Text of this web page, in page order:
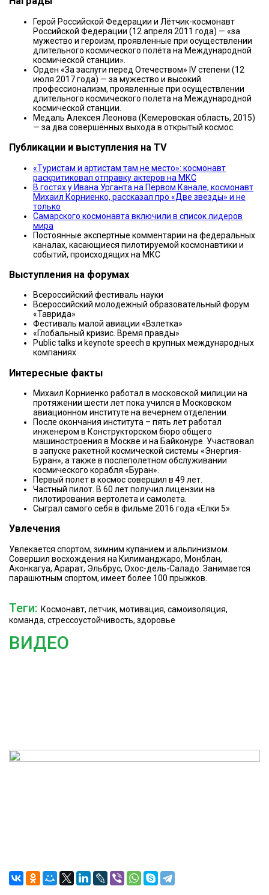
Герой Российской Федерации и Лётчик-космонавт
Российской Федерации (12 апреля 2011 года) — «за
мужество и героизм, проявленные при осуществлении
длительного космического полёта на Международной
космической станции».
Орден «За заслуги перед Отечеством» IV степени (12
июля 2017 года) — за мужество и высокий
профессионализм, проявленные при осуществлении
длительного космического полета на Международной
космической станции.
Медаль Алексея Леонова (Кемеровская область, 2015)
— за два совершённых выхода в открытый космос.
Публикации и выступления на TV
«Туристам и артистам там не место»: космонавт
раскритиковал отправку актеров на МКС
В гостях у Ивана Урганта на Первом Канале, космонавт
Михаил Корниенко, рассказал про «Две звезды» и не
только
Самарского космонавта включили в список лидеров
мира
Постоянные экспертные комментарии на федеральных
каналах, касающиеся пилотируемой космонавтики и
событий, происходящих на МКС
Выступления на форумах
Всероссийский фестиваль науки
Всероссийский молодежный образовательный форум
«Таврида»
Фестиваль малой авиации «Взлетка»
«Глобальный кризис. Время правды»
Public talks и keynote speech в крупных международных
компаниях
Интересные факты
Михаил Корниенко работал в московской милиции на
протяжении шести лет пока учился в Московском
авиационном институте на вечернем отделении.
После окончания института – пять лет работал
инженером в Конструкторском бюро общего
машиностроения в Москве и на Байконуре. Участвовал
в запуске ракетной космической системы «Энергия-
Буран», а также в послеполетном обслуживании
космического корабля «Буран».
Первый полет в космос совершил в 49 лет.
Частный пилот. В 60 лет получил лицензии на
пилотирования вертолета и самолета.
Сыграл самого себя в фильме 2016 года «Ёлки 5».
Увлечения
Увлекается спортом, зимним купанием и альпинизмом.
Совершил восхождения на Килиманджаро, Монблан,
Аконкагуа, Арарат, Эльбрус, Охос-дель-Саладо. Занимается
парашютным спортом, имеет более 100 прыжков.
Теги: Космонавт, летчик, мотивация, самоизоляция,
команда, стрессоустойчивость, здоровье
ВИДЕО